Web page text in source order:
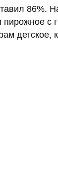
86%.
с
детское,